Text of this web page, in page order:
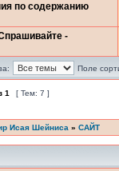
по содержанию
-
Поле
1 [ Тем: 7 ]
Исая Шейниса » САЙТ